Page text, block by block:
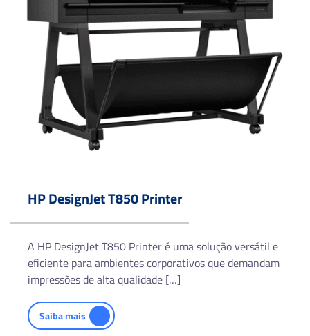
HP DesignJet T850 Printer
A HP DesignJet T850 Printer é uma solução versátil e
eficiente para ambientes corporativos que demandam
impressões de alta qualidade […]
Saiba mais